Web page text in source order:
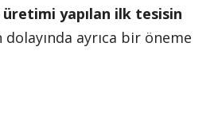
üretimi yapılan ilk tesisin
ayrıca bir öneme